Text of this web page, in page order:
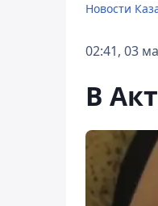
Новости
02:41, 03
В